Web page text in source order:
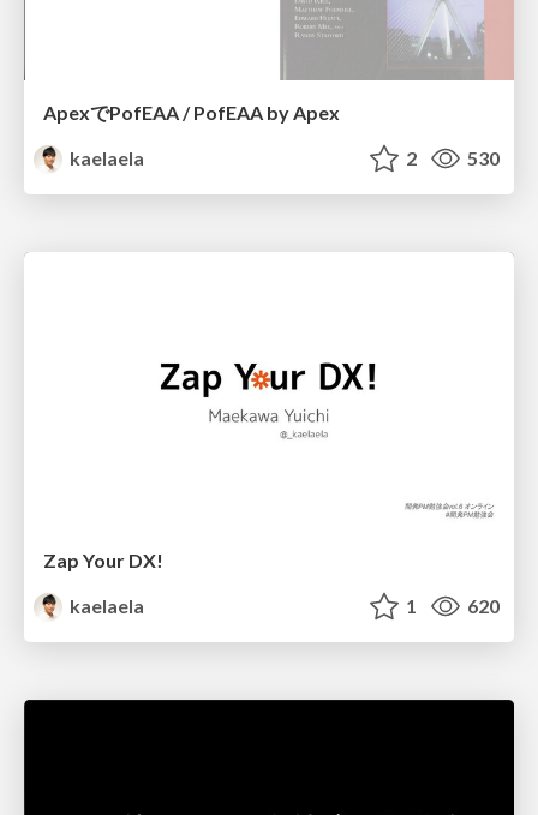
ApexでPofEAA / PofEAA by Apex
kaelaela
2 530
Zap Your DX!
kaelaela
1 620